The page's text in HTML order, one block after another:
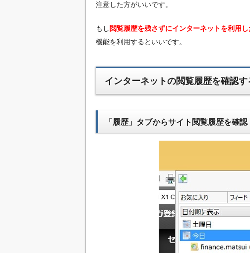
注意した方がいいです。
もし 閲覧履歴を残さずにインターネットを利用
機能を利用するといいです。
インターネットの閲覧履歴を確認す
「履歴」タブからサイト閲覧履歴を確認